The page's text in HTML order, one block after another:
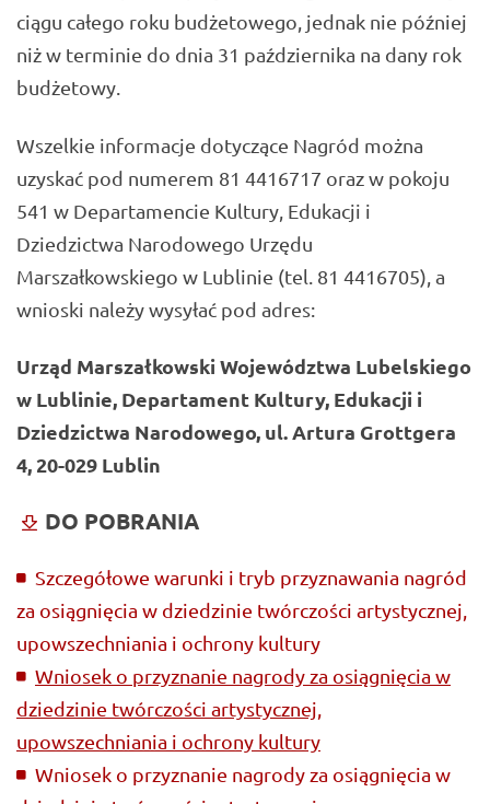
ciągu całego roku budżetowego, jednak nie później
niż w terminie do dnia 31 października na dany rok
budżetowy.
Wszelkie informacje dotyczące Nagród można
uzyskać pod numerem 81 4416717 oraz w pokoju
541 w Departamencie Kultury, Edukacji i
Dziedzictwa Narodowego Urzędu
Marszałkowskiego w Lublinie (tel. 81 4416705), a
wnioski należy wysyłać pod adres:
Urząd Marszałkowski Województwa Lubelskiego
w Lublinie, Departament Kultury, Edukacji i
Dziedzictwa Narodowego, ul. Artura Grottgera
4, 20-029 Lublin
DO POBRANIA
Szczegółowe warunki i tryb przyznawania nagród
za osiągnięcia w dziedzinie twórczości artystycznej,
upowszechniania i ochrony kultury
Wniosek o przyznanie nagrody za osiągnięcia w
dziedzinie twórczości artystycznej,
upowszechniania i ochrony kultury
Wniosek o przyznanie nagrody za osiągnięcia w